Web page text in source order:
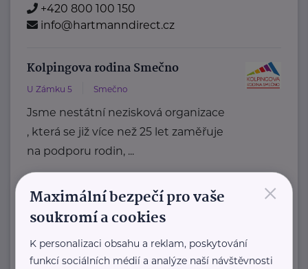
+420 800 100 150
info@hartmanndirect.cz
Kolpingova rodina Smečno
U Zámku 5 Smečno
Jsme nestátní nezisková organizace
, která se již více než 25 let zaměřuje
na podporu rodin, ...
+420 777 558 778
×
Maximální bezpečí pro vaše
soukromí a cookies
K personalizaci obsahu a reklam, poskytování
funkcí sociálních médií a analýze naší návštěvnosti